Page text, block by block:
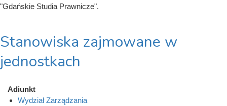
"Gdańskie Studia Prawnicze".
Stanowiska zajmowane w
jednostkach
Adiunkt
Wydział Zarządzania